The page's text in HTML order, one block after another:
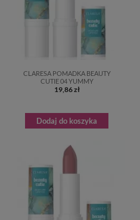
CLARESA POMADKA BEAUTY
CUTIE 04 YUMMY
19,86 zł
Dodaj do koszyka